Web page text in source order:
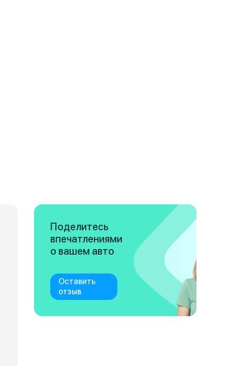
Поделитесь
впечатлениями
о вашем авто
Оставить
отзыв